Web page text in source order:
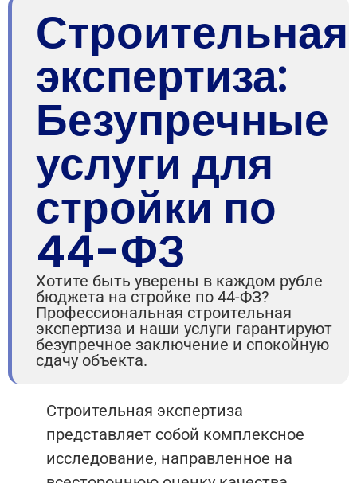
Строительная
экспертиза:
Безупречные
услуги для
стройки по
44-ФЗ
Хотите быть уверены в каждом рубле
бюджета на стройке по 44-ФЗ?
Профессиональная строительная
экспертиза и наши услуги гарантируют
безупречное заключение и спокойную
сдачу объекта.
Строительная экспертиза
представляет собой комплексное
исследование, направленное на